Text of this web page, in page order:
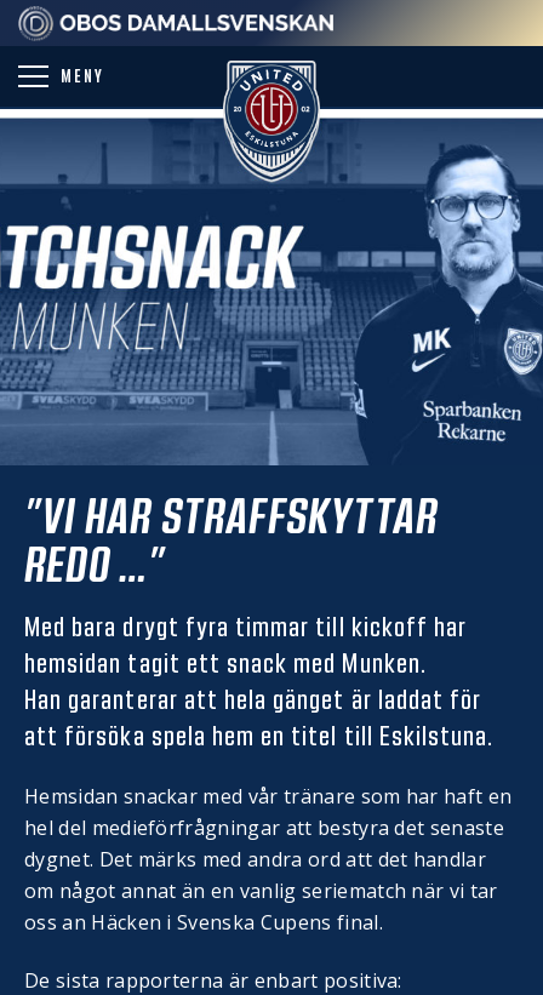
MENY
”VI HAR STRAFFSKYTTAR
REDO …”
Med bara drygt fyra timmar till kickoff har
hemsidan tagit ett snack med Munken.
Han garanterar att hela gänget är laddat för
att försöka spela hem en titel till Eskilstuna.
Hemsidan snackar med vår tränare som har haft en
hel del medieförfrågningar att bestyra det senaste
dygnet. Det märks med andra ord att det handlar
om något annat än en vanlig seriematch när vi tar
oss an Häcken i Svenska Cupens final.
De sista rapporterna är enbart positiva: